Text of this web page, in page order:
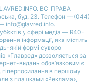
ВСІ ПРАВА
буд. 23. Телефон — (044)
info@glavred.info.
у сфері медіа — R40-
інформації, яка містить
якій формi суворо
«Главред» дозволяється за
видань обов’язковим є
гіперпосилання в першому
з плашками «Реклама»,